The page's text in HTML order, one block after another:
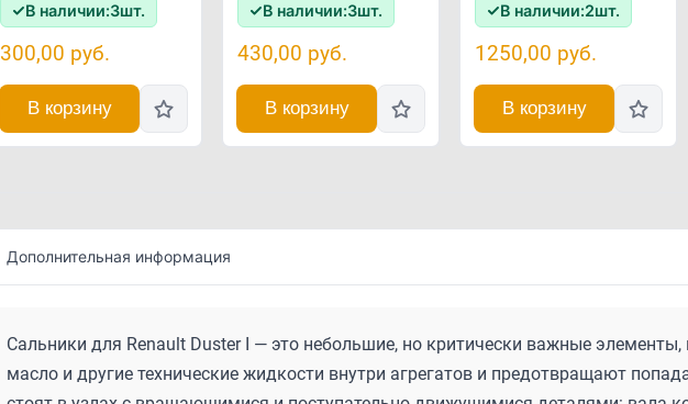
В наличии:3шт.
300,00 руб.
В корзину
В наличии:3шт.
430,00 руб.
В корзину
В наличии:2шт.
1250,00 руб.
В корзину
Дополнительная информация
Сальники для Renault Duster I — это небольшие, но критически важные
масло и другие технические жидкости внутри агрегатов и предотвращают